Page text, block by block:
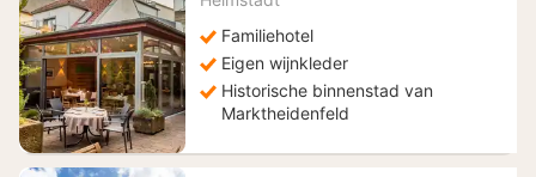
Familiehotel
Eigen wijnkleder
Historische binnenstad van
Marktheidenfeld